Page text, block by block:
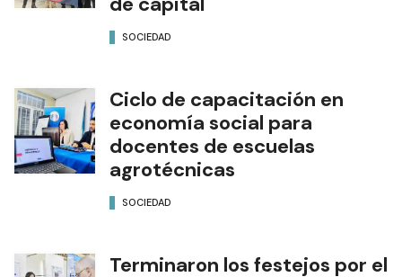
SOCIEDAD
Ciclo de capacitación en
economía social para
docentes de escuelas
agrotécnicas
SOCIEDAD
Terminaron los festejos por el